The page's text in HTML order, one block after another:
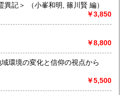
日本霊異記を読む ＜日本霊異記＞ （小峯和明, 篠川賢 編）
￥3,850
￥8,800
環境の変化と信仰の視点から
￥5,500